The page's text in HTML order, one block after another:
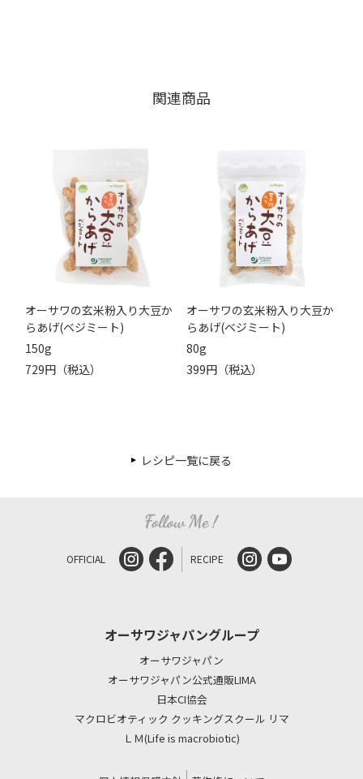
関連商品
オーサワの玄米粉入り大豆か
らあげ(ベジミート)
150g
729円（税込）
オーサワの玄米粉入り大豆か
らあげ(ベジミート)
80g
399円（税込）
レシピ一覧に戻る
OFFICIAL RECIPE
オーサワジャパングループ
オーサワジャパン
オーサワジャパン公式通販LIMA
日本CI協会
マクロビオティック クッキングスクール リマ
ＬＭ(Life is macrobiotic)